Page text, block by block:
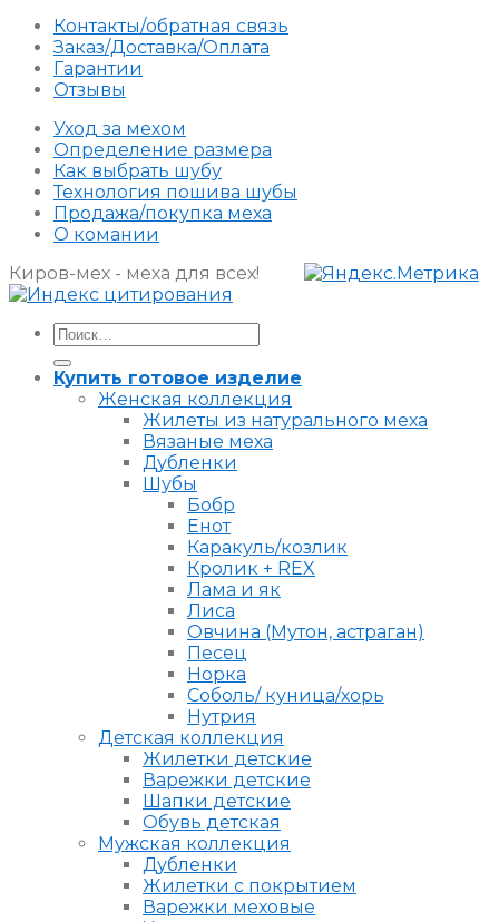
Контакты/обратная связь
Заказ/Доставка/Оплата
Гарантии
Отзывы
Уход за мехом
Определение размера
Как выбрать шубу
Технология пошива шубы
Продажа/покупка меха
О комании
Киров-мех - меха для всех!
Искать:
Купить готовое изделие
Женская коллекция
Жилеты из натурального меха
Вязаные меха
Дубленки
Шубы
Бобр
Енот
Каракуль/козлик
Кролик + REX
Лама и як
Лиса
Овчина (Мутон, астраган)
Песец
Норка
Соболь/ куница/хорь
Нутрия
Детская коллекция
Жилетки детские
Варежки детские
Шапки детские
Обувь детская
Мужская коллекция
Дубленки
Жилетки с покрытием
Варежки меховые